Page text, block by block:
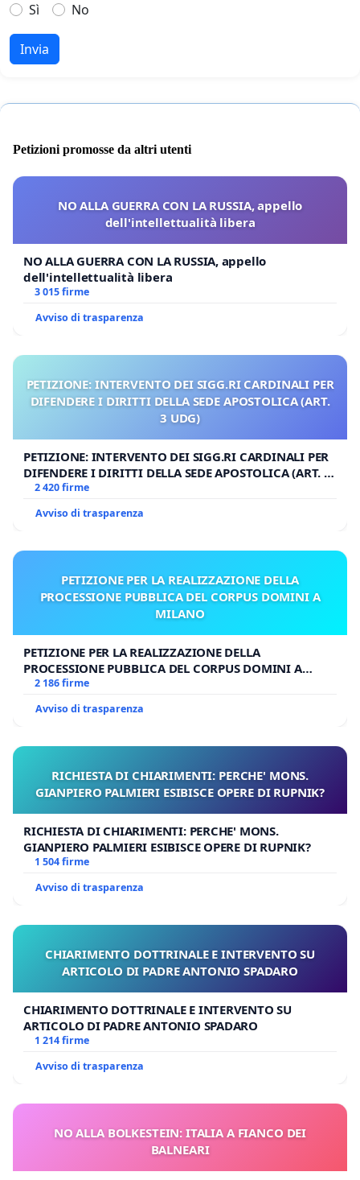
Sì
No
Invia
Petizioni promosse da altri utenti
NO ALLA GUERRA CON LA RUSSIA, appello
dell'intellettualità libera
NO ALLA GUERRA CON LA RUSSIA, appello
dell'intellettualità libera
3 015 firme
Avviso di trasparenza
PETIZIONE: INTERVENTO DEI SIGG.RI CARDINALI PER
DIFENDERE I DIRITTI DELLA SEDE APOSTOLICA (ART.
3 UDG)
PETIZIONE: INTERVENTO DEI SIGG.RI CARDINALI PER
DIFENDERE I DIRITTI DELLA SEDE APOSTOLICA (ART. 3
UDG)
2 420 firme
Avviso di trasparenza
PETIZIONE PER LA REALIZZAZIONE DELLA
PROCESSIONE PUBBLICA DEL CORPUS DOMINI A
MILANO
PETIZIONE PER LA REALIZZAZIONE DELLA
PROCESSIONE PUBBLICA DEL CORPUS DOMINI A
MILANO
2 186 firme
Avviso di trasparenza
RICHIESTA DI CHIARIMENTI: PERCHE' MONS.
GIANPIERO PALMIERI ESIBISCE OPERE DI RUPNIK?
RICHIESTA DI CHIARIMENTI: PERCHE' MONS.
GIANPIERO PALMIERI ESIBISCE OPERE DI RUPNIK?
1 504 firme
Avviso di trasparenza
CHIARIMENTO DOTTRINALE E INTERVENTO SU
ARTICOLO DI PADRE ANTONIO SPADARO
CHIARIMENTO DOTTRINALE E INTERVENTO SU
ARTICOLO DI PADRE ANTONIO SPADARO
1 214 firme
Avviso di trasparenza
NO ALLA BOLKESTEIN: ITALIA A FIANCO DEI
BALNEARI